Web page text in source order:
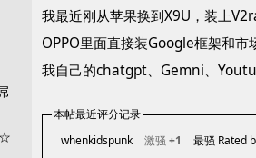
我最近刚从苹果换到X9U，装上
OPPO里面直接装Google框架和
我自己的chatgpt、Gemni、
本帖最近评分记录
whenkidspunk
激骚 +1 最骚 Rated